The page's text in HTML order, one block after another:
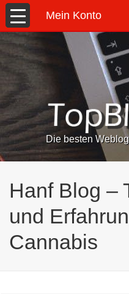
Mein Konto
Die besten
Hanf Blog –
und
Cannabis